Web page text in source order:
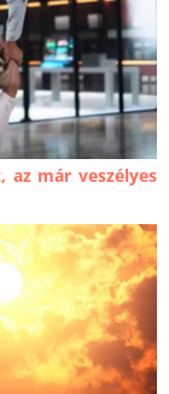
már veszélyes